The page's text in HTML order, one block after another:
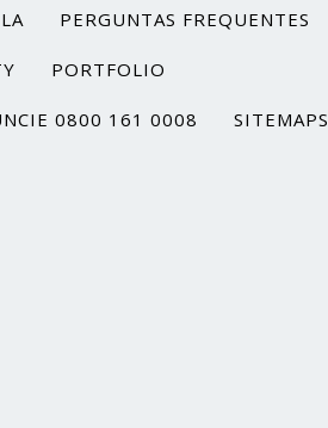
PERGUNTAS FREQUENTES
PORTFOLIO
0800 161 0008 SITEMAPS